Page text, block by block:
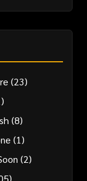
(23)
(8)
(1)
(2)